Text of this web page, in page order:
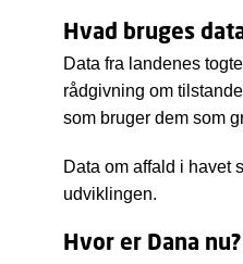
Hvad bruges
Data fra landenes
rådgivning om
som bruger dem som
Data om affald i havet
udviklingen.
Hvor er Dana nu?